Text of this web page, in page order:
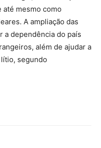
até mesmo como
A ampliação das
a dependência do país
além de ajudar a
segundo